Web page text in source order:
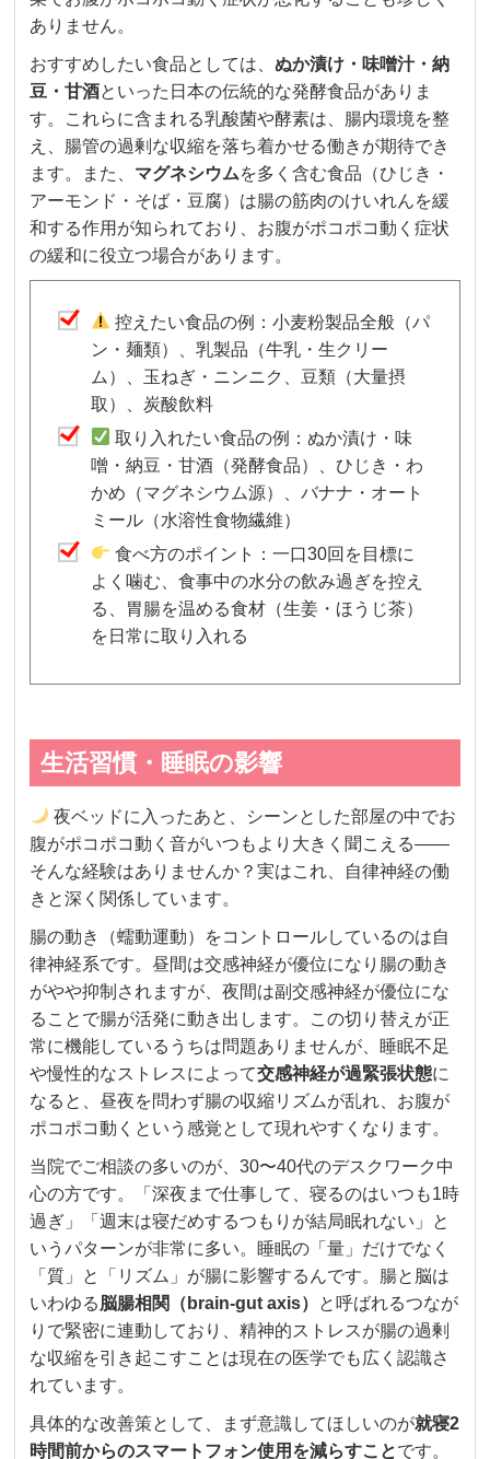
ありません。
おすすめしたい食品としては、ぬか漬け・味噌汁・納
豆・甘酒といった日本の伝統的な発酵食品がありま
す。これらに含まれる乳酸菌や酵素は、腸内環境を整
え、腸管の過剰な収縮を落ち着かせる働きが期待でき
ます。また、 マグネシウムを多く含む食品（ひじき・
アーモンド・そば・豆腐）は腸の筋肉のけいれんを緩
和する作用が知られており、お腹がポコポコ動く症状
の緩和に役立つ場合があります。
控えたい食品の例：小麦粉製品全般（パ
ン・麺類）、乳製品（牛乳・生クリー
ム）、玉ねぎ・ニンニク、豆類（大量摂
取）、炭酸飲料
取り入れたい食品の例：ぬか漬け・味
噌・納豆・甘酒（発酵食品）、ひじき・わ
かめ（マグネシウム源）、バナナ・オート
ミール（水溶性食物繊維）
食べ方のポイント：一口30回を目標に
よく噛む、食事中の水分の飲み過ぎを控え
る、胃腸を温める食材（生姜・ほうじ茶）
を日常に取り入れる
生活習慣・睡眠の影響
夜ベッドに入ったあと、シーンとした部屋の中でお
腹がポコポコ動く音がいつもより大きく聞こえる——
そんな経験はありませんか？実はこれ、自律神経の働
きと深く関係しています。
腸の動き（蠕動運動）をコントロールしているのは自
律神経系です。昼間は交感神経が優位になり腸の動き
がやや抑制されますが、夜間は副交感神経が優位にな
ることで腸が活発に動き出します。この切り替えが正
常に機能しているうちは問題ありませんが、睡眠不足
や慢性的なストレスによって交感神経が過緊張状態に
なると、昼夜を問わず腸の収縮リズムが乱れ、お腹が
ポコポコ動くという感覚として現れやすくなります。
当院でご相談の多いのが、30〜40代のデスクワーク中
心の方です。「深夜まで仕事して、寝るのはいつも1時
過ぎ」「週末は寝だめするつもりが結局眠れない」と
いうパターンが非常に多い。睡眠の「量」だけでなく
「質」と「リズム」が腸に影響するんです。腸と脳は
いわゆる脳腸相関（brain-gut axis）
と呼ばれるつなが
りで緊密に連動しており、精神的ストレスが腸の過剰
な収縮を引き起こすことは現在の医学でも広く認識さ
れています。
具体的な改善策として、まず意識してほしいのが就寝2
時間前からのスマートフォン使用を減らすことです。